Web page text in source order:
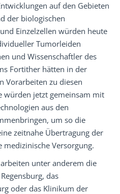
auf den Gebieten
der biologischen
Einzelzellen würden heute
Tumorleiden
und Wissenschaftler des
Fortither hätten in der
Vorarbeiten zu diesen
würden jetzt gemeinsam mit
aus den
um so die
zeitnahe Übertragung der
medizinische Versorgung.
unter anderem die
das
oder das Klinikum der